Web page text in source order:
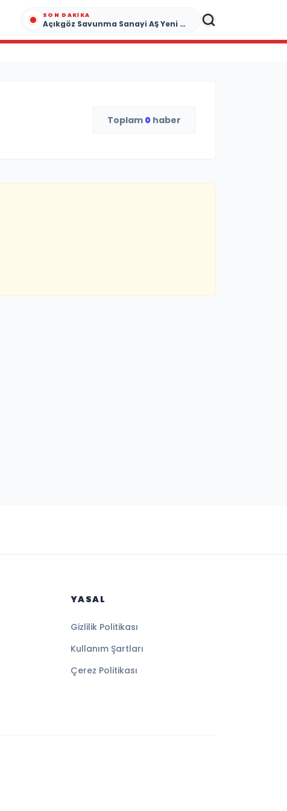
SON DAKIKA
Açıkgöz Savunma Sanayi AŞ Yeni Yönetim Kurulunu Açıkladı ve Savunma Sanayinde Küresel Vizyon Vurgusu
Toplam 0 haber
YASAL
Gizlilik Politikası
Kullanım Şartları
Çerez Politikası